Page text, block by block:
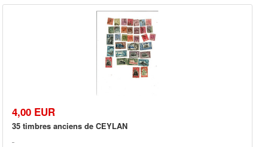
4,00 EUR
35 timbres anciens de CEYLAN